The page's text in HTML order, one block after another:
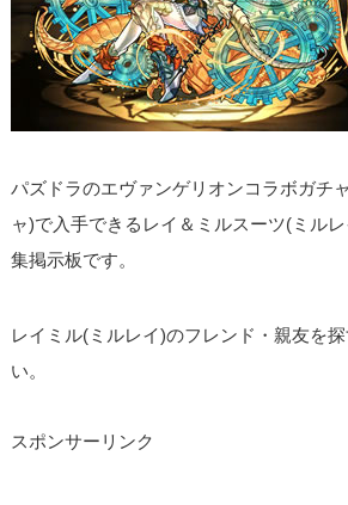
パズドラのエヴァンゲリオンコラボガチ
ャ)で入手できるレイ＆ミルスーツ(ミル
集掲示板です。
レイミル(ミルレイ)のフレンド・親友を
い。
スポンサーリンク